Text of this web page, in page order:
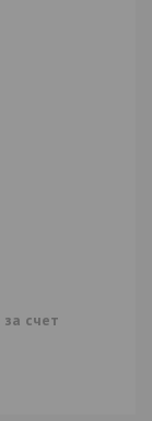
за счет